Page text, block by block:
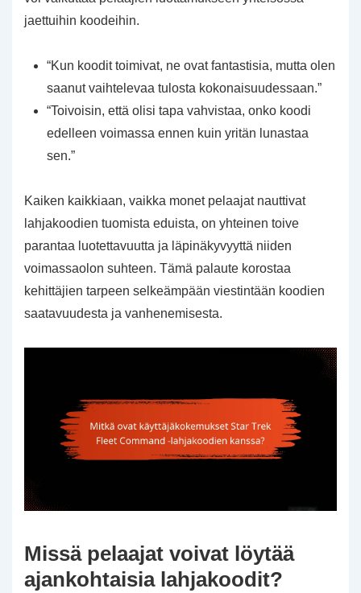
jaettuihin koodeihin.
“Kun koodit toimivat, ne ovat fantastisia, mutta olen
saanut vaihtelevaa tulosta kokonaisuudessaan.”
“Toivoisin, että olisi tapa vahvistaa, onko koodi
edelleen voimassa ennen kuin yritän lunastaa
sen.”
Kaiken kaikkiaan, vaikka monet pelaajat nauttivat
lahjakoodien tuomista eduista, on yhteinen toive
parantaa luotettavuutta ja läpinäkyvyyttä niiden
voimassaolon suhteen. Tämä palaute korostaa
kehittäjien tarpeen selkeämpään viestintään koodien
saatavuudesta ja vanhenemisesta.
Missä pelaajat voivat löytää
ajankohtaisia lahjakoodit?